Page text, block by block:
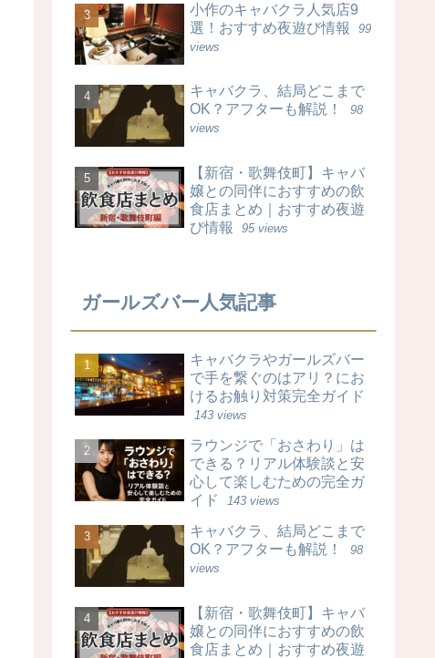
小作のキャバクラ人気店9
選！おすすめ夜遊び情報
99
views
キャバクラ、結局どこまで
OK？アフターも解説！
98
views
【新宿・歌舞伎町】キャバ
嬢との同伴におすすめの飲
食店まとめ｜おすすめ夜遊
び情報
95 views
ガールズバー人気記事
キャバクラやガールズバー
で手を繋ぐのはアリ？にお
けるお触り対策完全ガイド
143 views
ラウンジで「おさわり」は
できる？リアル体験談と安
心して楽しむための完全ガ
イド
143 views
キャバクラ、結局どこまで
OK？アフターも解説！
98
views
【新宿・歌舞伎町】キャバ
嬢との同伴におすすめの飲
食店まとめ｜おすすめ夜遊